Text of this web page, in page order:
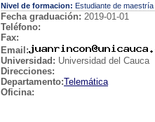
Nivel de formacion: Estudiante de maestría
Fecha graduación: 2019-01-01
Teléfono:
Fax:
Email:
Universidad: Universidad del Cauca
Direcciones:
Departamento:Telemática
Oficina: